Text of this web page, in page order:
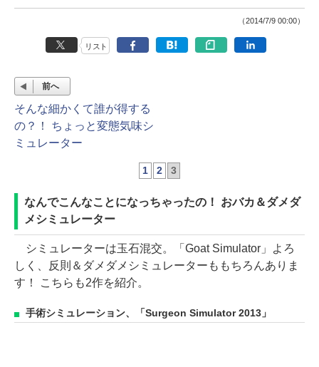
（2014/7/9 00:00）
リスト
前へ
そんな細かくて誰が得する
の？！ ちょっと変態気味シ
ミュレーター
1 2 3
なんでこんなことになっちゃったの！ おバカ＆ダメダ
メシミュレーター
シミュレーターは玉石混交。「Goat Simulator」よろ
しく、反則＆ダメダメシミュレーターももちろんありま
す！ こちらも2作を紹介。
手術シミュレーション、「Surgeon Simulator 2013」